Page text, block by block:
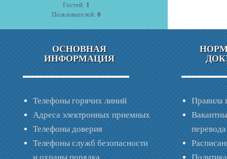
Гостей: 1
Пользователей: 0
ОСНОВНАЯ
ИНФОРМАЦИЯ
Телефоны горячих линий
Адреса электронных приемных
Телефоны доверия
Телефоны служб безопасности
Правила
перевода